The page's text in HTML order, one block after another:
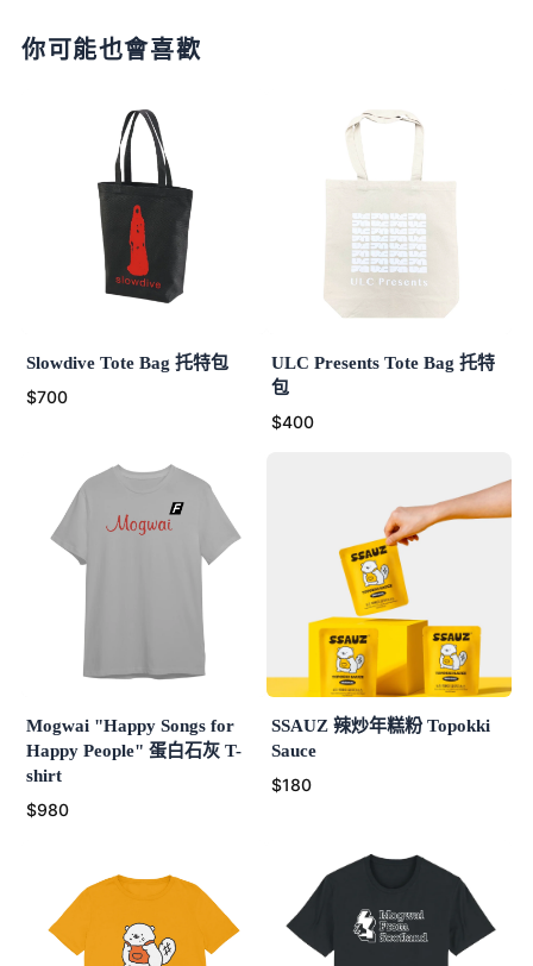
你可能也會喜歡
Slowdive Tote Bag 托特包
$700
ULC Presents Tote Bag 托特
包
$400
Mogwai "Happy Songs for
Happy People" 蛋白石灰 T-
shirt
$980
SSAUZ 辣炒年糕粉 Topokki
Sauce
$180